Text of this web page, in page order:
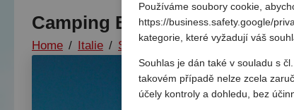
Camping Bella Italia Sardinia
Home / Italie / Sardinie / Sorso / Camping
Používáme soubory cookie,
https://business.safety.google/
kategorie, které vyžadují váš
Souhlas je dán také v souladu s
takovém případě nelze zcela
účely kontroly a dohledu, bez